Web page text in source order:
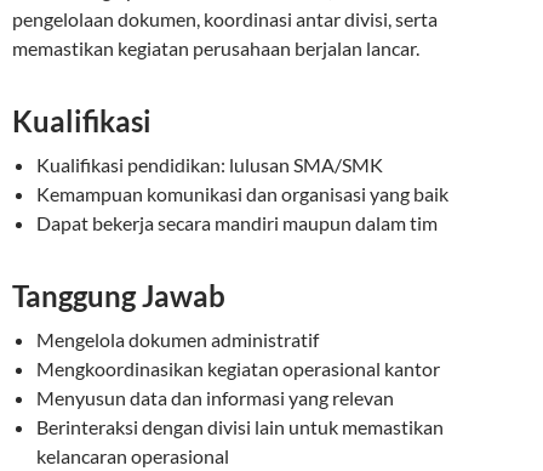
pengelolaan dokumen, koordinasi antar divisi, serta
memastikan kegiatan perusahaan berjalan lancar.
Kualifikasi
Kualifikasi pendidikan: lulusan SMA/SMK
Kemampuan komunikasi dan organisasi yang baik
Dapat bekerja secara mandiri maupun dalam tim
Tanggung Jawab
Mengelola dokumen administratif
Mengkoordinasikan kegiatan operasional kantor
Menyusun data dan informasi yang relevan
Berinteraksi dengan divisi lain untuk memastikan
kelancaran operasional